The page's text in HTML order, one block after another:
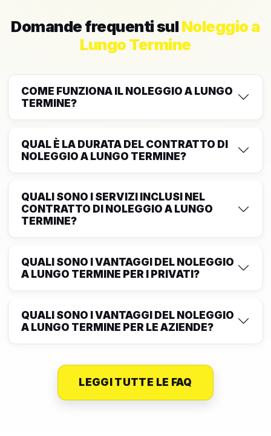
Domande frequenti sulNoleggio a
Lungo Termine
COME FUNZIONA IL NOLEGGIO A LUNGO
TERMINE?
QUAL È LA DURATA DEL CONTRATTO DI
NOLEGGIO A LUNGO TERMINE?
QUALI SONO I SERVIZI INCLUSI NEL
CONTRATTO DI NOLEGGIO A LUNGO
TERMINE?
QUALI SONO I VANTAGGI DEL NOLEGGIO
A LUNGO TERMINE PER I PRIVATI?
QUALI SONO I VANTAGGI DEL NOLEGGIO
A LUNGO TERMINE PER LE AZIENDE?
LEGGI TUTTE LE FAQ